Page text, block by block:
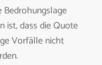
Bedrohungslage
ist, dass die Quote
Vorfälle nicht